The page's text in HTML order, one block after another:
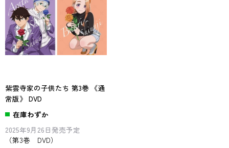
紫雲寺家の子供たち 第3巻 《通
常版》 DVD
在庫わずか
2025年9月26日発売予定
（第3巻 DVD）